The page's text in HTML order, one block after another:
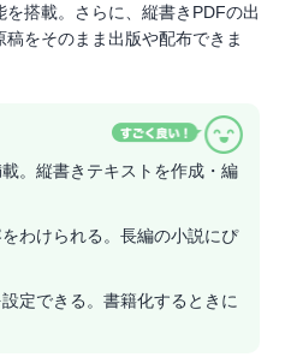
搭載。さらに、縦書きPDFの出
をそのまま出版や配布できま
。縦書きテキストを作成・編
わけられる。長編の小説にぴ
定できる。書籍化するときに